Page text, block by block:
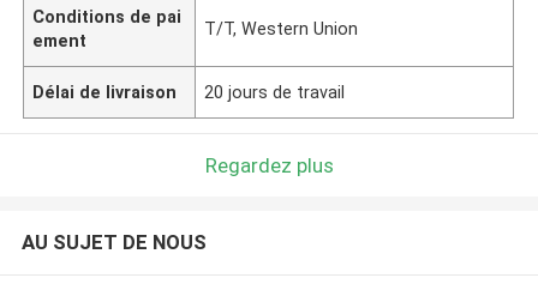
Conditions de pai
ement
T/T, Western Union
Délai de livraison 20 jours de travail
Regardez plus
AU SUJET DE NOUS